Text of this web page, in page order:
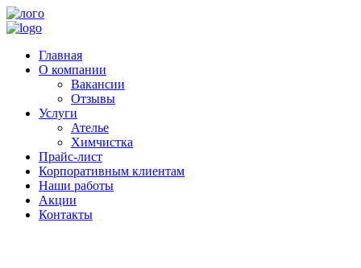
Главная
О компании
Вакансии
Отзывы
Услуги
Ателье
Химчистка
Прайс-лист
Корпоративным клиентам
Наши работы
Акции
Контакты